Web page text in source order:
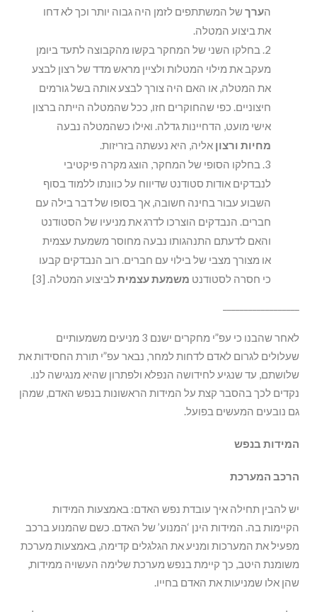
הערךשל המשתתפים לזמן היה גבוה יותר וכך לא דחו
את ביצוע המטלה.
בחלקו השני של המחקר בקשו מהקבוצה לתעד ביומן
מעקב את מילוי המטלות ולציין מראש מדד של רצון לבצע
את המטלה, או האם היה צורך לבצע אותה בשל גורמים
חיצוניים. כפי שהחוקרים חזו, ככל שהמטלה הייתה ברצון
אישי מועט, הדחיינות גדלה. ואילו כשהמטלה נבעה
מחיות ורצון אליה, היא נעשתה בזריזות.
בחלקו הסופי של המחקר, הוצג מקרה פיקטיבי
לנבדקים אודות סטודנט שדיווח על כוונתו ללמוד בסוף
השבוע עבור בחינה חשובה, אך בסופו של דבר בילה עם
חברים. הנבדקים הוצרכו לדרג את מניעיו של הסטודנט
והאם לדעתם התנהגותו נבעה מחוסר משמעת עצמית
או מצורך מצבי של בילוי עם חברים. רוב הנבדקים קבעו
כי חסרה לסטודנט משמעת עצמיתלביצוע המטלה. [3]
לאחר שהבנו כי עפ”י מחקרים ישנם 3 מניעים משמעותיים
שעלולים לגרום לאדם לדחות למחר, נבאר עפ”י תורת החסידות את
שלושתם, עד שנגיע לחידושה הנפלא ולפתרון שהיא מנגישה לנו.
נקדים לכך בהסבר קצת על המידות הראשונות בנפש האדם, שמהן
גם נובעים המעשים בפועל.
המידות בנפש
הרכב המערכת
יש להבין תחילה איך עובדת נפש האדם: באמצעות המידות
הקיימות בה. המידות הינן ‘המנוע’ של האדם. כשם שהמנוע ברכב
מפעיל את המערכות ומניע את הגלגלים קדימה, באמצעות מערכת
משומנת היטב, כך קיימת בנפש מערכת שלימה העשויה ממידות,
שהן אלו שמניעות את האדם בחייו.